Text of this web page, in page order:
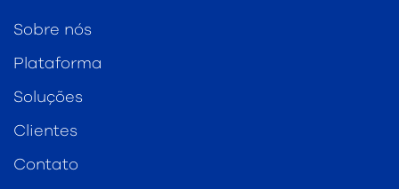
Sobre nós
Plataforma
Soluções
Clientes
Contato